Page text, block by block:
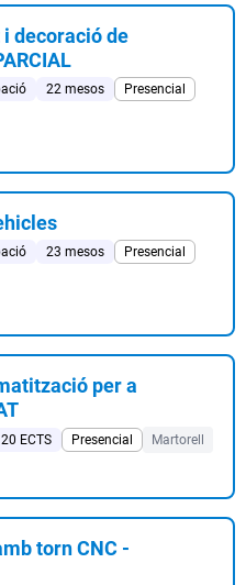
decoració de
22 mesos
Presencial
23 mesos
Presencial
per a
20 ECTS Presencial Martorell
torn CNC -